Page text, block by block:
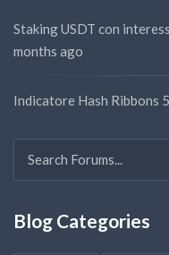
Staking USDT con
months ago
Indicatore Hash Ribbons
Blog Categories